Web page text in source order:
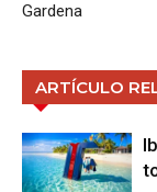
Gardena
ARTÍCULO